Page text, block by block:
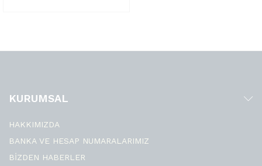
KURUMSAL
HAKKIMIZDA
BANKA VE HESAP NUMARALARIMIZ
BİZDEN HABERLER